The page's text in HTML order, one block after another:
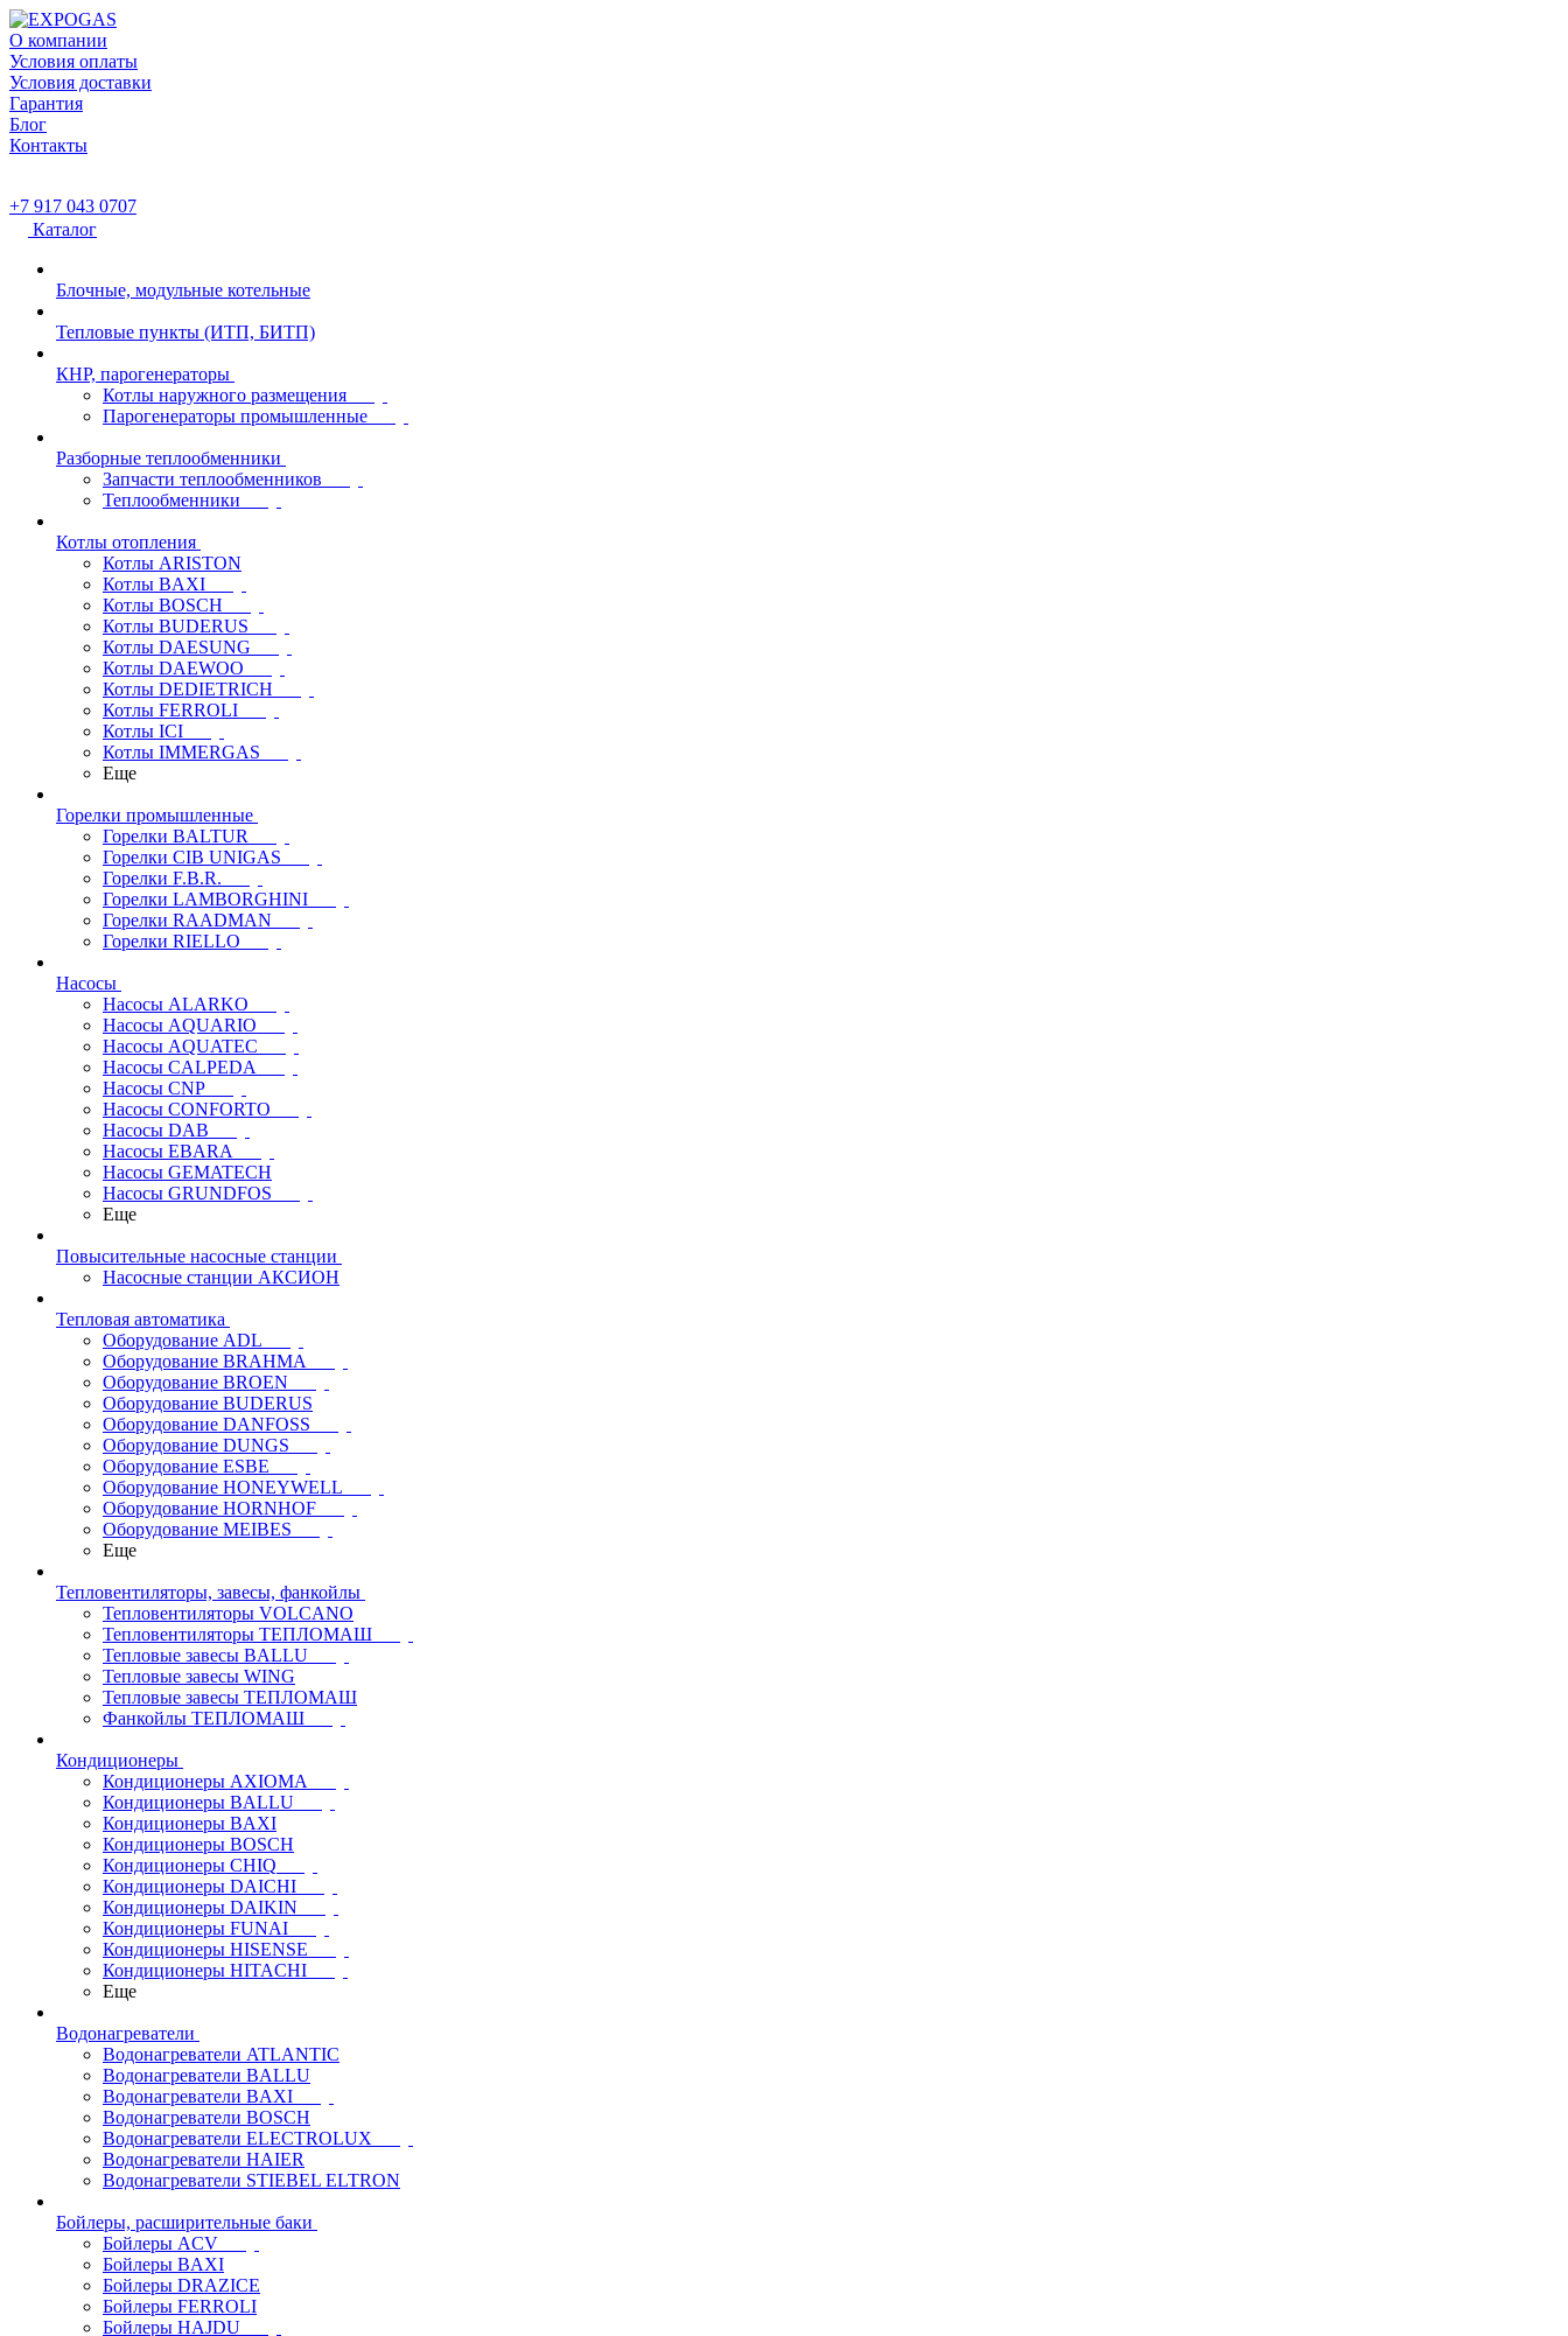
О компании
Условия оплаты
Условия доставки
Гарантия
Блог
Контакты
+7 917 043 0707
Каталог
Блочные, модульные котельные
Тепловые пункты (ИТП, БИТП)
КНР, парогенераторы
Котлы наружного размещения
Парогенераторы промышленные
Разборные теплообменники
Запчасти теплообменников
Теплообменники
Котлы отопления
Котлы ARISTON
Котлы BAXI
Котлы BOSCH
Котлы BUDERUS
Котлы DAESUNG
Котлы DAEWOO
Котлы DEDIETRICH
Котлы FERROLI
Котлы ICI
Котлы IMMERGAS
Еще
Горелки промышленные
Горелки BALTUR
Горелки CIB UNIGAS
Горелки F.B.R.
Горелки LAMBORGHINI
Горелки RAADMAN
Горелки RIELLO
Насосы
Насосы ALARKO
Насосы AQUARIO
Насосы AQUATEC
Насосы CALPEDA
Насосы CNP
Насосы CONFORTO
Насосы DAB
Насосы EBARA
Насосы GEMATECH
Насосы GRUNDFOS
Еще
Повысительные насосные станции
Насосные станции АКСИОН
Тепловая автоматика
Оборудование ADL
Оборудование BRAHMA
Оборудование BROEN
Оборудование BUDERUS
Оборудование DANFOSS
Оборудование DUNGS
Оборудование ESBE
Оборудование HONEYWELL
Оборудование HORNHOF
Оборудование MEIBES
Еще
Тепловентиляторы, завесы, фанкойлы
Тепловентиляторы VOLCANO
Тепловентиляторы ТЕПЛОМАШ
Тепловые завесы BALLU
Тепловые завесы WING
Тепловые завесы ТЕПЛОМАШ
Фанкойлы ТЕПЛОМАШ
Кондиционеры
Кондиционеры AXIOMA
Кондиционеры BALLU
Кондиционеры BAXI
Кондиционеры BOSCH
Кондиционеры CHIQ
Кондиционеры DAICHI
Кондиционеры DAIKIN
Кондиционеры FUNAI
Кондиционеры HISENSE
Кондиционеры HITACHI
Еще
Водонагреватели
Водонагреватели ATLANTIC
Водонагреватели BALLU
Водонагреватели BAXI
Водонагреватели BOSCH
Водонагреватели ELECTROLUX
Водонагреватели HAIER
Водонагреватели STIEBEL ELTRON
Бойлеры, расширительные баки
Бойлеры ACV
Бойлеры BAXI
Бойлеры DRAZICE
Бойлеры FERROLI
Бойлеры HAJDU